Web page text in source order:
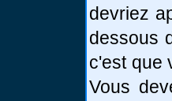
devriez
dessous
c'est que
Vous